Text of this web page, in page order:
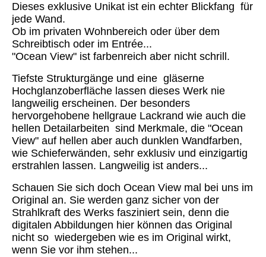
Dieses exklusive Unikat ist ein echter Blickfang für
jede Wand.
Ob im privaten Wohnbereich oder über dem
Schreibtisch oder im Entrée...
"Ocean View" ist farbenreich aber nicht schrill.
Tiefste Strukturgänge und eine gläserne
Hochglanzoberfläche lassen dieses Werk nie
langweilig erscheinen. Der besonders
hervorgehobene hellgraue Lackrand wie auch die
hellen Detailarbeiten sind Merkmale, die "Ocean
View" auf hellen aber auch dunklen Wandfarben,
wie Schieferwänden, sehr exklusiv und einzigartig
erstrahlen lassen. Langweilig ist anders...
Schauen Sie sich doch Ocean View mal bei uns im
Original an. Sie werden ganz sicher von der
Strahlkraft des Werks fasziniert sein, denn die
digitalen Abbildungen hier können das Original
nicht so wiedergeben wie es im Original wirkt,
wenn Sie vor ihm stehen...